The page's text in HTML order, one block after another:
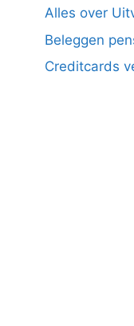
Alles over
Beleggen
Creditcards